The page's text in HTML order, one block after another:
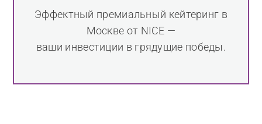
Эффектный премиальный кейтеринг в
Москве от NICE —
ваши инвестиции в грядущие победы.